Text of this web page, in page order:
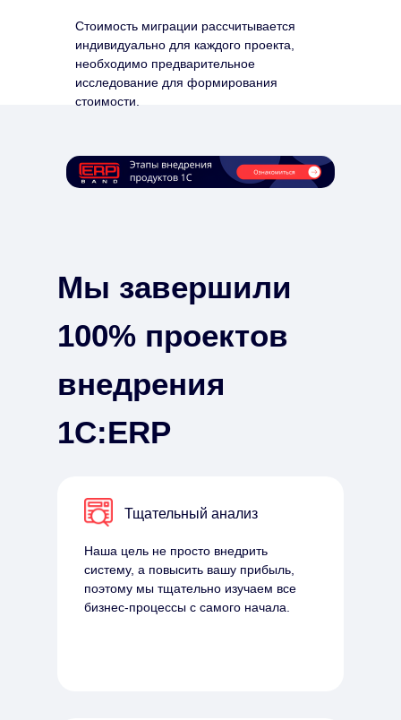
Стоимость миграции рассчитывается
индивидуально для каждого проекта,
необходимо предварительное
исследование для формирования
стоимости.
Тщательный анализ
Наша цель не просто внедрить
систему, а повысить вашу прибыль,
поэтому мы тщательно изучаем все
бизнес-процессы с самого начала.
Мы завершили
100% проектов
внедрения
1С:ERP